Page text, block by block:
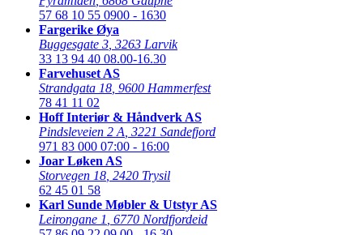
57 68 10 55 0900 - 1630
Fargerike Øya
Buggesgate 3 3263 Larvik
33 13 94 40 08.00-16.30
Farvehuset AS
Strandgata 18 9600 Hammerfest
78 41 11 02
Hoff Interiør & Håndverk AS
Pindsleveien 2 A 3221 Sandefjord
971 83 000 07:00 - 16:00
Joar Løken AS
Storvegen 18 2420 Trysil
62 45 01 58
Karl Sunde Møbler & Utstyr AS
Leirongane 1 6770 Nordfjordeid